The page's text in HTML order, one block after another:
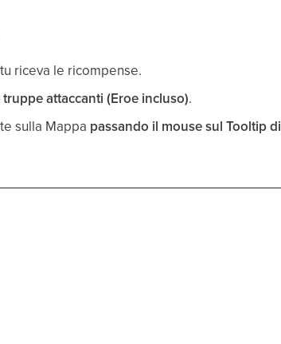
riceva le ricompense.
attaccanti (Eroe incluso).
sulla Mappa passando il mouse sul Tooltip di